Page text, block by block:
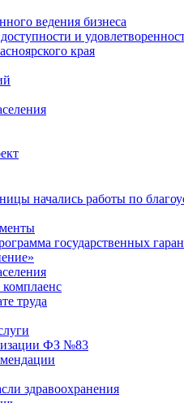
ведения бизнеса
и
края
начались работы по
государственных
труда
ФЗ №83
здравоохранения